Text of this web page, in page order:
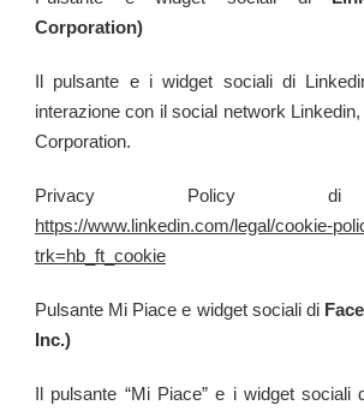
Corporation)
Il pulsante e i widget sociali di
interazione con il social network
Corporation.
Privacy Policy di
https://www.linkedin.com/legal/cookie-
trk=hb_ft_cookie
Pulsante Mi Piace e widget sociali di
Inc.)
Il pulsante “Mi Piace” e i widget sociali